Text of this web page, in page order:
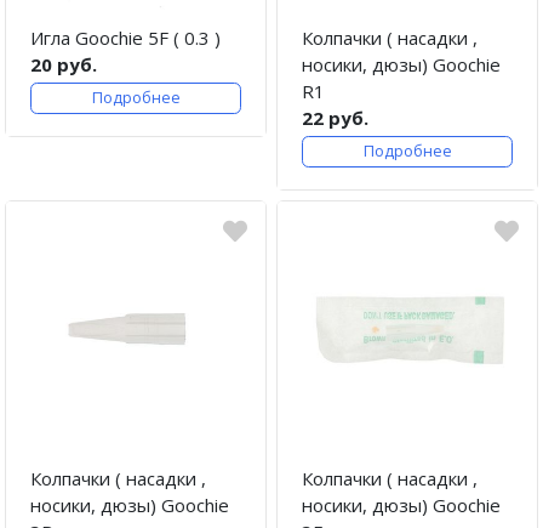
Игла Goochie 5F ( 0.3 )
20 руб.
Подробнее
Колпачки ( насадки ,
носики, дюзы) Goochie
R1
22 руб.
Подробнее
Колпачки ( насадки ,
носики, дюзы) Goochie
Колпачки ( насадки ,
носики, дюзы) Goochie